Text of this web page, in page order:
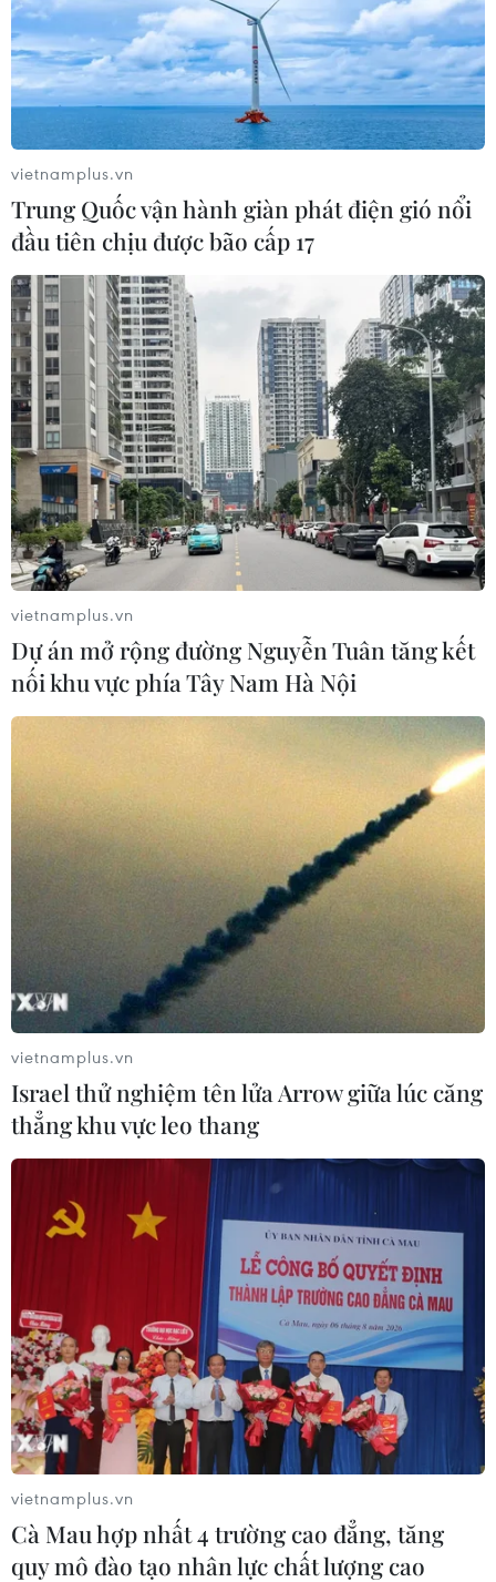
vào ngày 12/4 theo giờ Vatican cho 1,3 tỷ tín đồ trên toàn
thế giới.
vietnamplus.vn
Trung Quốc vận hành giàn phát điện gió nổi
đầu tiên chịu được bão cấp 17
vietnamplus.vn
Dự án mở rộng đường Nguyễn Tuân tăng kết
nối khu vực phía Tây Nam Hà Nội
vietnamplus.vn
Israel thử nghiệm tên lửa Arrow giữa lúc căng
thẳng khu vực leo thang
vietnamplus.vn
Cà Mau hợp nhất 4 trường cao đẳng, tăng
quy mô đào tạo nhân lực chất lượng cao